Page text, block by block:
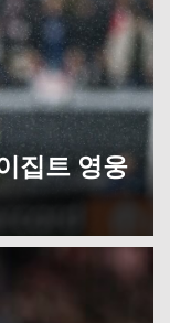
집트 영웅